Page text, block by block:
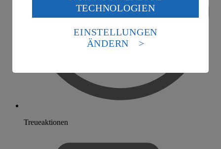
Treueaktionen
des Art. 49 Abs. 1 Satz 1 lit. a) DSGVO ein, dass deine
Daten in den USA verarbeitet werden. Der EuGH sieht
die USA als Land mit einem nach europäischen
Standards nicht angemessenen Datenschutzniveau an.
Es besteht das Risiko eines Zugriffs durch US-
Informationen zum Herausgeber der Seite findest du
Impressum
TECHNOLOGIEN
EINSTELLUNGEN
ÄNDERN